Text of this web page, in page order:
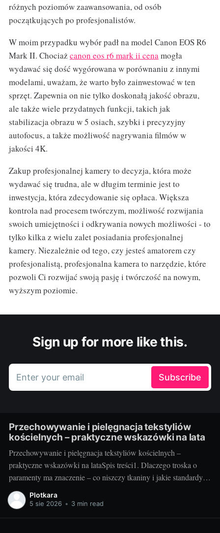
różnych poziomów zaawansowania, od osób
początkujących po profesjonalistów.
W moim przypadku wybór padł na model Canon EOS R6
Mark II. Chociaż canon eos r6 mark ii cenamogła
wydawać się dość wygórowana w porównaniu z innymi
modelami, uważam, że warto było zainwestować w ten
sprzęt. Zapewnia on nie tylko doskonałą jakość obrazu,
ale także wiele przydatnych funkcji, takich jak
stabilizacja obrazu w 5 osiach, szybki i precyzyjny
autofocus, a także możliwość nagrywania filmów w
jakości 4K.
Zakup profesjonalnej kamery to decyzja, która może
wydawać się trudna, ale w długim terminie jest to
inwestycja, która zdecydowanie się opłaca. Większa
kontrola nad procesem twórczym, możliwość rozwijania
swoich umiejętności i odkrywania nowych możliwości - to
tylko kilka z wielu zalet posiadania profesjonalnej
kamery. Niezależnie od tego, czy jesteś amatorem czy
profesjonalistą, profesjonalna kamera to narzędzie, które
pozwoli Ci rozwijać swoją pasję i twórczość na nowym,
wyższym poziomie.
Sign up for more like this.
Enter your email Subscribe
Przechowywanie i pielęgnacja tekstyliów
kościelnych – praktyczne wskazówki na lata
Przechowywanie i pielęgnacja tekstyliów kościelnych –
praktyczne wskazówki na lataSpis treści1. Dlaczego troska o
paramenty ma znaczenie – co niszczy tkaniny i jakie standardy
warto przyjąć2. Jak przechowywać i pielęgnować – praktyka
krok po kroku3. Szybki plan na lata – checklisty, nawyki i
Plotkara
5 sie 2026 • 3 min read